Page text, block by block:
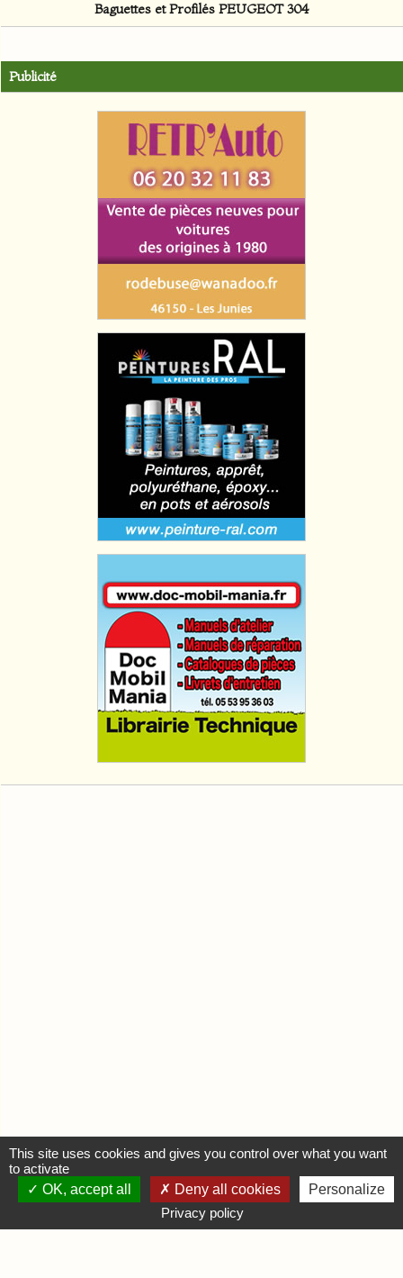
Radiateur de chauffage ROLLS-ROYCE Corniche
Publicité
MON COMPTE
Se connecter
This site uses cookies and gives you control over what you want
to activate
OK, accept all
Deny all cookies
Personalize
Privacy policy